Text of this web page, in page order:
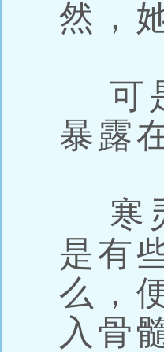
然，
可
暴露
寒
是有
么，
入骨